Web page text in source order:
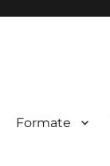
Formate